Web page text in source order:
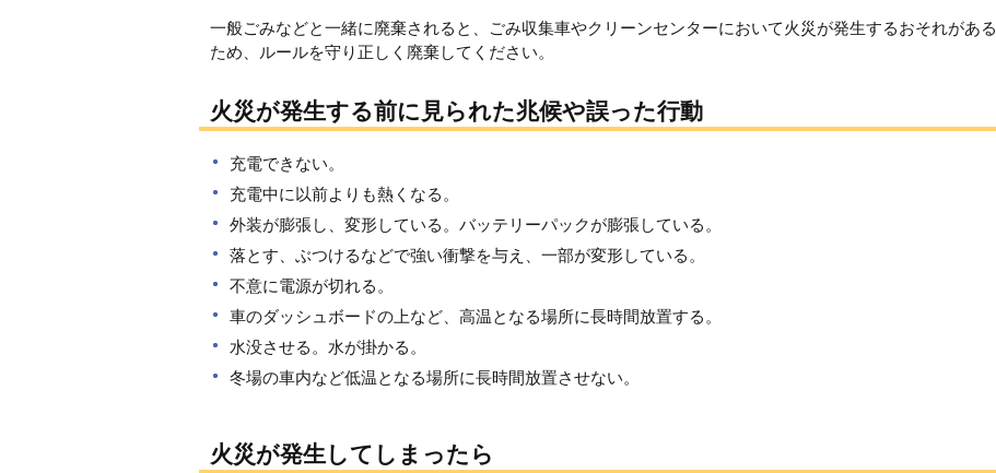
一般ごみなどと一緒に廃棄されると、ごみ収集車やクリーンセンターにおいて火災が発生するおそれがある
ため、ルールを守り正しく廃棄してください。
火災が発生する前に見られた兆候や誤った行動
充電できない。
充電中に以前よりも熱くなる。
外装が膨張し、変形している。バッテリーパックが膨張している。
落とす、ぶつけるなどで強い衝撃を与え、一部が変形している。
不意に電源が切れる。
車のダッシュボードの上など、高温となる場所に長時間放置する。
水没させる。水が掛かる。
冬場の車内など低温となる場所に長時間放置させない。
火災が発生してしまったら